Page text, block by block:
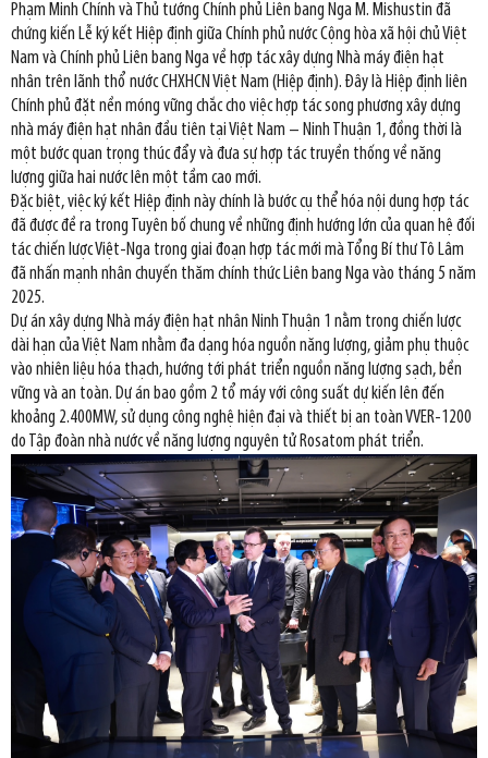
Phạm Minh Chính và Thủ tướng Chính phủ Liên bang Nga M. Mishustin đã
chứng kiến Lễ ký kết Hiệp định giữa Chính phủ nước Cộng hòa xã hội chủ Việt
Nam và Chính phủ Liên bang Nga về hợp tác xây dựng Nhà máy điện hạt
nhân trên lãnh thổ nước CHXHCN Việt Nam (Hiệp định). Đây là Hiệp định liên
Chính phủ đặt nền móng vững chắc cho việc hợp tác song phương xây dựng
nhà máy điện hạt nhân đầu tiên tại Việt Nam – Ninh Thuận 1, đồng thời là
một bước quan trọng thúc đẩy và đưa sự hợp tác truyền thống về năng
lượng giữa hai nước lên một tầm cao mới.
Đặc biệt, việc ký kết Hiệp định này chính là bước cụ thể hóa nội dung hợp tác
đã được đề ra trong Tuyên bố chung về những định hướng lớn của quan hệ đối
tác chiến lược Việt-Nga trong giai đoạn hợp tác mới mà Tổng Bí thư Tô Lâm
đã nhấn mạnh nhân chuyến thăm chính thức Liên bang Nga vào tháng 5 năm
2025.
Dự án xây dựng Nhà máy điện hạt nhân Ninh Thuận 1 nằm trong chiến lược
dài hạn của Việt Nam nhằm đa dạng hóa nguồn năng lượng, giảm phụ thuộc
vào nhiên liệu hóa thạch, hướng tới phát triển nguồn năng lượng sạch, bền
vững và an toàn. Dự án bao gồm 2 tổ máy với công suất dự kiến lên đến
khoảng 2.400MW, sử dụng công nghệ hiện đại và thiết bị an toàn VVER-1200
do Tập đoàn nhà nước về năng lượng nguyên tử Rosatom phát triển.